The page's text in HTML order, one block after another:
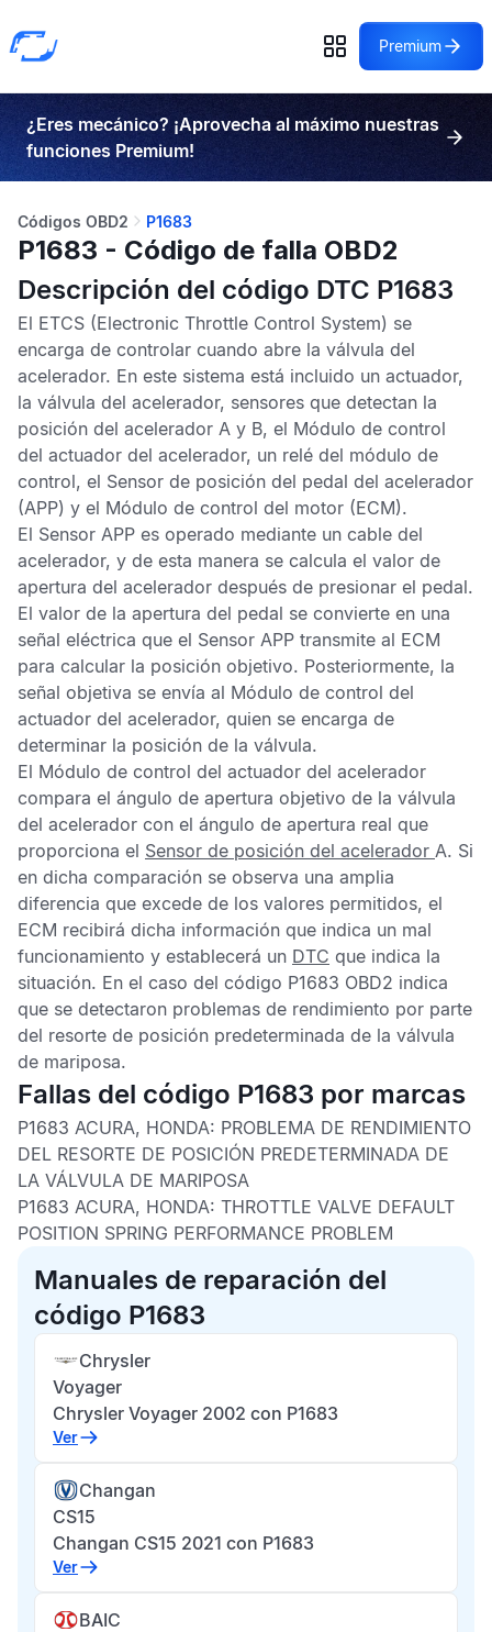
Premium
¿Eres mecánico? ¡Aprovecha al máximo nuestras
funciones Premium!
Códigos OBD2 P1683
P1683 - Código de falla OBD2
Descripción del código DTC P1683
El ETCS (Electronic Throttle Control System) se
encarga de controlar cuando abre la válvula del
acelerador. En este sistema está incluido un actuador,
la válvula del acelerador, sensores que detectan la
posición del acelerador A y B, el Módulo de control
del actuador del acelerador, un relé del módulo de
control, el Sensor de posición del pedal del acelerador
(APP) y el Módulo de control del motor (ECM).
El Sensor APP es operado mediante un cable del
acelerador, y de esta manera se calcula el valor de
apertura del acelerador después de presionar el pedal.
El valor de la apertura del pedal se convierte en una
señal eléctrica que el Sensor APP transmite al ECM
para calcular la posición objetivo. Posteriormente, la
señal objetiva se envía al Módulo de control del
actuador del acelerador, quien se encarga de
determinar la posición de la válvula.
El Módulo de control del actuador del acelerador
compara el ángulo de apertura objetivo de la válvula
del acelerador con el ángulo de apertura real que
proporciona el Sensor de posición del acelerador A. Si
en dicha comparación se observa una amplia
diferencia que excede de los valores permitidos, el
ECM recibirá dicha información que indica un mal
funcionamiento y establecerá un DTC que indica la
situación. En el caso del código P1683 OBD2 indica
que se detectaron problemas de rendimiento por parte
del resorte de posición predeterminada de la válvula
de mariposa.
Fallas del código P1683 por marcas
P1683 ACURA, HONDA: PROBLEMA DE RENDIMIENTO
DEL RESORTE DE POSICIÓN PREDETERMINADA DE
LA VÁLVULA DE MARIPOSA
P1683 ACURA, HONDA: THROTTLE VALVE DEFAULT
POSITION SPRING PERFORMANCE PROBLEM
Manuales de reparación del
código P1683
Chrysler
Voyager
Chrysler Voyager 2002 con P1683
Ver
Changan
CS15
Changan CS15 2021 con P1683
Ver
BAIC